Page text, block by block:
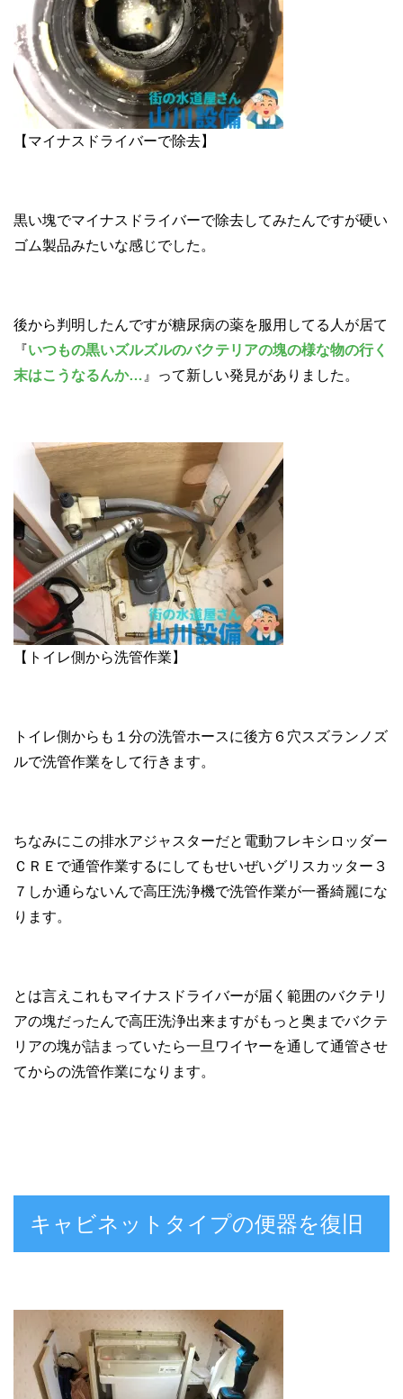
【マイナスドライバーで除去】
黒い塊でマイナスドライバーで除去してみたんですが硬い
ゴム製品みたいな感じでした。
後から判明したんですが糖尿病の薬を服用してる人が居て
『いつもの黒いズルズルのバクテリアの塊の様な物の行く
末はこうなるんか… 』って新しい発見がありました。
【トイレ側から洗管作業】
トイレ側からも１分の洗管ホースに後方６穴スズランノズ
ルで洗管作業をして行きます。
ちなみにこの排水アジャスターだと電動フレキシロッダー
ＣＲＥで通管作業するにしてもせいぜいグリスカッター３
７しか通らないんで高圧洗浄機で洗管作業が一番綺麗にな
ります。
とは言えこれもマイナスドライバーが届く範囲のバクテリ
アの塊だったんで高圧洗浄出来ますがもっと奥までバクテ
リアの塊が詰まっていたら一旦ワイヤーを通して通管させ
てからの洗管作業になります。
キャビネットタイプの便器を復旧